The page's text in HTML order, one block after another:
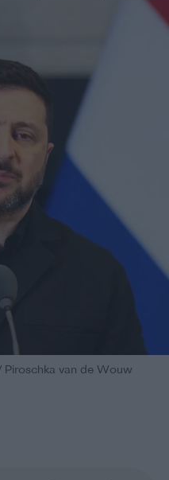
/ Piroschka van de Wouw